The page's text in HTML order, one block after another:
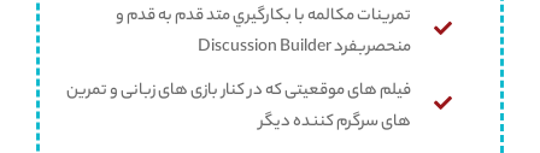
تمرينات مکالمه با بکارگيري متد قدم به قدم و
منحصر‌بفرد Discussion Builder
فیلم های موقعیتی كه در كنار بازی های زبانی و تمرین
های سرگرم کننده دیگر